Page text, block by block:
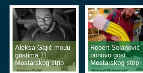
Aleksa Gajić među
gostima 11.
Mostarskog strip
vikenda
Robert Solanović
ponovo gost
Mostarskog strip
vikenda